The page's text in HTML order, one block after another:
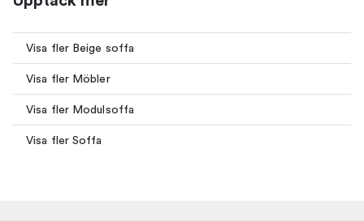
Visa fler Beige soffa
Visa fler Möbler
Visa fler Modulsoffa
Visa fler Soffa